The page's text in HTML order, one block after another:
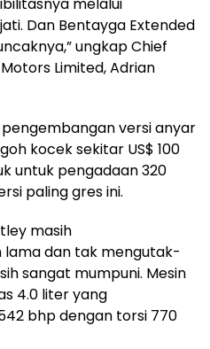
Dan Bentayga Extended
ungkap Chief
Limited, Adrian
versi anyar
kocek sekitar US$ 100
untuk pengadaan 320
paling gres ini.
masih
dan tak mengutak-
sangat mumpuni. Mesin
4.0 liter yang
bhp dengan torsi 770